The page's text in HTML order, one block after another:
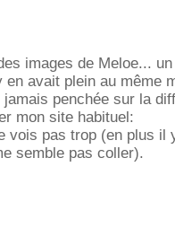
images de Meloe...
avait plein au même
penchée sur la
mon site habituel:
vois pas trop (en plus il
semble pas coller).